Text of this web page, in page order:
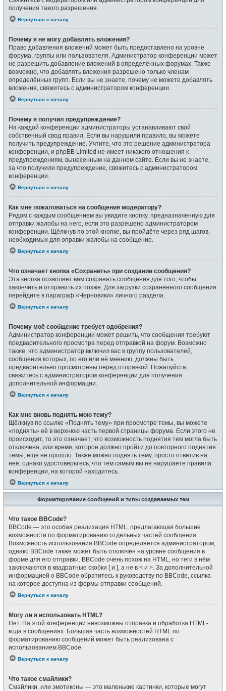
получения такого разрешения.
Вернуться к началу
Почему я не могу добавлять вложения?
Право добавления вложений может быть предоставлено на уровне
форума, группы или пользователя. Администратор конференции может
не разрешить добавление вложений в определённых форумах. Также
возможно, что добавлять вложения разрешено только членам
определённых групп. Если вы не знаете, почему не можете добавлять
вложения, свяжитесь с администратором конференции.
Вернуться к началу
Почему я получил предупреждение?
На каждой конференции администраторы устанавливают свой
собственный свод правил. Если вы нарушили правило, вы можете
получить предупреждение. Учтите, что это решение администратора
конференции, и phpBB Limited не имеет никакого отношения к
предупреждениям, вынесенным на данном сайте. Если вы не знаете,
за что получили предупреждение, свяжитесь с администратором
конференции.
Вернуться к началу
Как мне пожаловаться на сообщения модератору?
Рядом с каждым сообщением вы увидите кнопку, предназначенную для
отправки жалобы на него, если это разрешено администратором
конференции. Щёлкнув по этой кнопке, вы пройдёте через ряд шагов,
необходимых для оправки жалобы на сообщение.
Вернуться к началу
Что означает кнопка «Сохранить» при создании сообщения?
Эта кнопка позволяет вам сохранять сообщения для того, чтобы
закончить и отправить их позже. Для загрузки сохранённого сообщения
перейдите в параграф «Черновики» личного раздела.
Вернуться к началу
Почему моё сообщение требует одобрения?
Администратор конференции может решить, что сообщения требуют
предварительного просмотра перед отправкой на форум. Возможно
также, что администратор включил вас в группу пользователей,
сообщения которых, по его или её мнению, должны быть
предварительно просмотрены перед отправкой. Пожалуйста,
свяжитесь с администратором конференции для получения
дополнительной информации.
Вернуться к началу
Как мне вновь поднять мою тему?
Щёлкнув по ссылке «Поднять тему» при просмотре темы, вы можете
«поднять» её в верхнюю часть первой страницы форума. Если этого не
происходит, то это означает, что возможность поднятия тем могла быть
отключена, или время, которое должно пройти до повторного поднятия
темы, ещё не прошло. Также можно поднять тему, просто ответив на
неё, однако удостоверьтесь, что тем самым вы не нарушаете правила
конференции, на которой находитесь.
Вернуться к началу
Форматирование сообщений и типы создаваемых тем
Что такое BBCode?
BBCode — это особая реализация HTML, предлагающая большие
возможности по форматированию отдельных частей сообщения.
Возможность использования BBCode определяется администратором,
однако BBCode также может быть отключён на уровне сообщения в
форме для его отправки. BBCode очень похож на HTML, но теги в нём
заключаются в квадратные скобки [ и ], а не в < и >. За дополнительной
информацией о BBCode обратитесь к руководству по BBCode, ссылка
на которое доступна из формы отправки сообщений.
Вернуться к началу
Могу ли я использовать HTML?
Нет. На этой конференции невозможны отправка и обработка HTML-
кода в сообщениях. Большая часть возможностей HTML по
форматированию сообщений может быть реализована с
использованием BBCode.
Вернуться к началу
Что такое смайлики?
Смайлики, или эмотиконы — это маленькие картинки, которые могут